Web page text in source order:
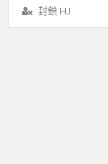
封鎖 HJ